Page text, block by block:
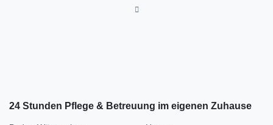
24 Stunden Pflege & Betreuung im eigenen Zuhause